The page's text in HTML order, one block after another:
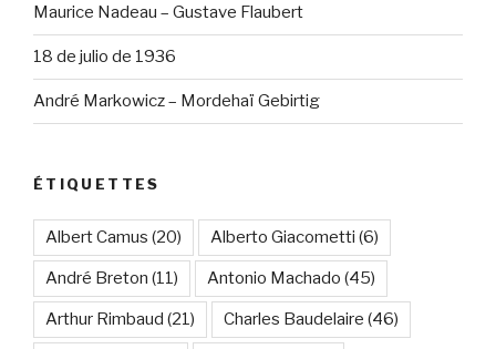
Maurice Nadeau – Gustave Flaubert
18 de julio de 1936
André Markowicz – Mordehaï Gebirtig
ÉTIQUETTES
Albert Camus (20) Alberto Giacometti (6)
André Breton (11) Antonio Machado (45)
Arthur Rimbaud (21) Charles Baudelaire (46)